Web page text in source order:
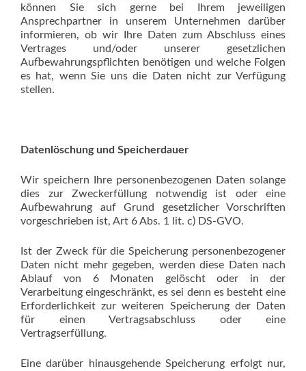
können Sie sich gerne bei Ihrem jeweiligen
Ansprechpartner in unserem Unternehmen darüber
informieren, ob wir Ihre Daten zum Abschluss eines
Vertrages und/oder unserer gesetzlichen
Aufbewahrungspflichten benötigen und welche Folgen
es hat, wenn Sie uns die Daten nicht zur Verfügung
stellen.
Datenlöschung und Speicherdauer
Wir speichern Ihre personenbezogenen Daten solange
dies zur Zweckerfüllung notwendig ist oder eine
Aufbewahrung auf Grund gesetzlicher Vorschriften
vorgeschrieben ist, Art 6 Abs. 1 lit. c) DS-GVO.
Ist der Zweck für die Speicherung personenbezogener
Daten nicht mehr gegeben, werden diese Daten nach
Ablauf von 6 Monaten gelöscht oder in der
Verarbeitung eingeschränkt, es sei denn es besteht eine
Erforderlichkeit zur weiteren Speicherung der Daten
für einen Vertragsabschluss oder eine
Vertragserfüllung.
Eine darüber hinausgehende Speicherung erfolgt nur,